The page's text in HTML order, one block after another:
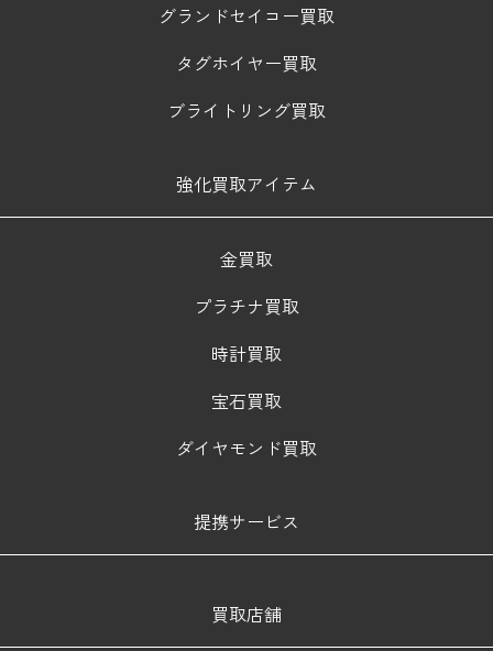
グランドセイコー買取
タグホイヤー買取
ブライトリング買取
強化買取アイテム
金買取
プラチナ買取
時計買取
宝石買取
ダイヤモンド買取
提携サービス
買取店舗